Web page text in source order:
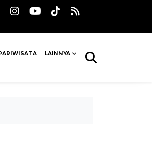
LAINNYA